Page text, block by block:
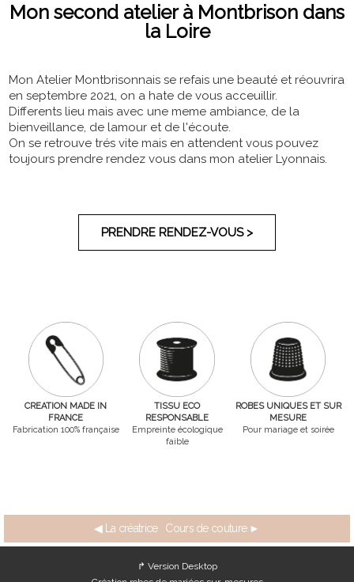
Mon second atelier à Montbrison dans
la Loire
Mon Atelier Montbrisonnais se refais une beauté et réouvrira
en septembre 2021, on a hate de vous acceuillir.
Differents lieu mais avec une meme ambiance, de la
bienveillance, de lamour et de l'écoute.
On se retrouve trés vite mais en attendent vous pouvez
toujours prendre rendez vous dans mon atelier Lyonnais.
PRENDRE RENDEZ-VOUS >
CREATION MADE IN
FRANCE
Fabrication 100% française
TISSU ECO
RESPONSABLE
Empreinte écologique
faible
ROBES UNIQUES ET SUR
MESURE
Pour mariage et soirée
◀ La créatrice Cours de couture ►
↱ Version Desktop